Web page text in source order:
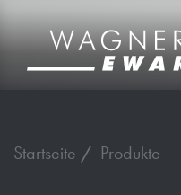
Startseite Produkte